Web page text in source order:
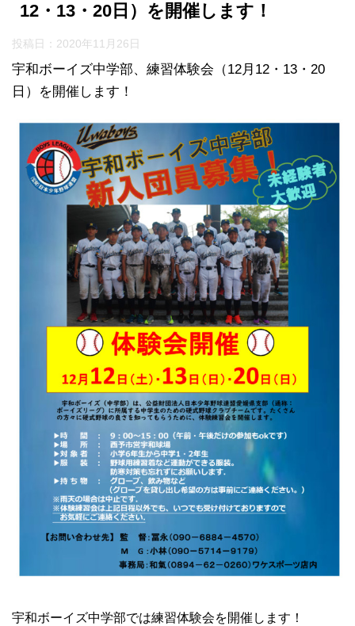
12・13・20日）を開催します！
投稿日： 2020年11月26日
宇和ボーイズ中学部、練習体験会（12月12・13・20
日）を開催します！
宇和ボーイズ中学部では練習体験会を開催します！